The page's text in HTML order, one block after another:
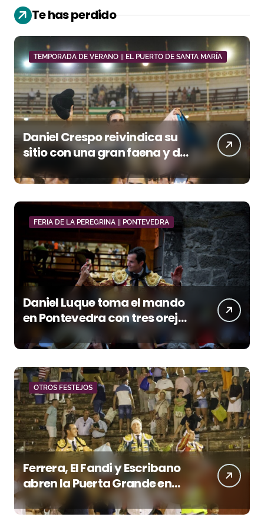
Te has perdido
TEMPORADA DE VERANO || EL PUERTO DE SANTA MARÍA
Daniel Crespo reivindica su
sitio con una gran faena y dos
orejas
FERIA DE LA PEREGRINA || PONTEVEDRA
Daniel Luque toma el mando
en Pontevedra con tres orejas
y una Puerta Grande de peso
OTROS FESTEJOS
Ferrera, El Fandi y Escribano
abren la Puerta Grande en
una tarde triunfal en Azuaga